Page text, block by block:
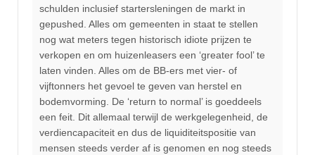
schulden inclusief startersleningen de markt in
gepushed. Alles om gemeenten in staat te stellen
nog wat meters tegen historisch idiote prijzen te
verkopen en om huizenleasers een ‘greater fool’ te
laten vinden. Alles om de BB-ers met vier- of
vijftonners het gevoel te geven van herstel en
bodemvorming. De ‘return to normal’ is goeddeels
een feit. Dit allemaal terwijl de werkgelegenheid, de
verdiencapaciteit en dus de liquiditeitspositie van
mensen steeds verder af is genomen en nog steeds